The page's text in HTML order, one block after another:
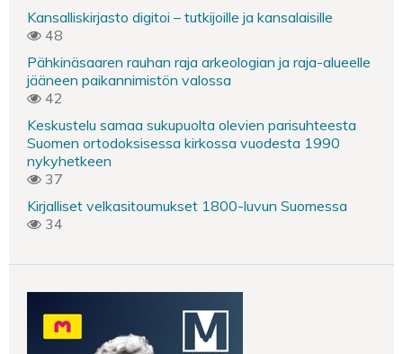
Kansalliskirjasto digitoi – tutkijoille ja kansalaisille
48
Pähkinäsaaren rauhan raja arkeologian ja raja-alueelle
jääneen paikannimistön valossa
42
Keskustelu samaa sukupuolta olevien parisuhteesta
Suomen ortodoksisessa kirkossa vuodesta 1990
nykyhetkeen
37
Kirjalliset velkasitoumukset 1800-luvun Suomessa
34